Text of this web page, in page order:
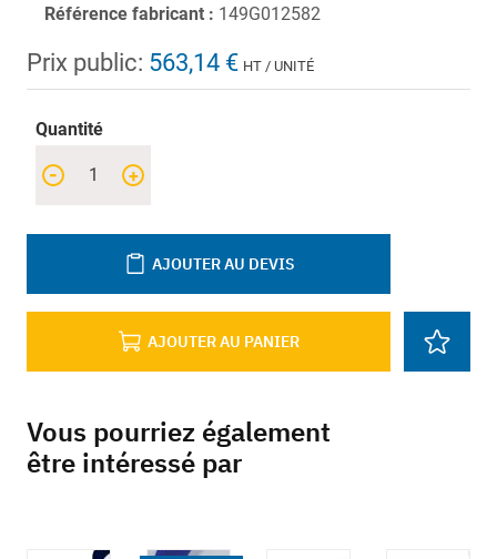
Référence fabricant : 149G012582
Prix public: 563,14 € HT / UNITÉ
Quantité
+
-
AJOUTER AU PANIER
AJOUTER AU DEVIS
Vous pourriez également
être intéressé par